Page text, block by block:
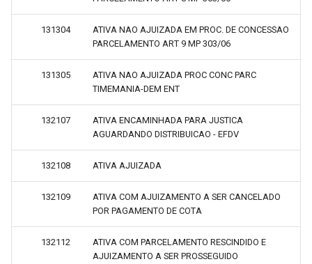
131304
ATIVA NAO AJUIZADA EM PROC. DE CONCESSAO
PARCELAMENTO ART 9 MP 303/06
131305
ATIVA NAO AJUIZADA PROC CONC PARC
TIMEMANIA-DEM ENT
132107
ATIVA ENCAMINHADA PARA JUSTICA
AGUARDANDO DISTRIBUICAO - EFDV
132108 ATIVA AJUIZADA
132109
ATIVA COM AJUIZAMENTO A SER CANCELADO
POR PAGAMENTO DE COTA
132112
ATIVA COM PARCELAMENTO RESCINDIDO E
AJUIZAMENTO A SER PROSSEGUIDO